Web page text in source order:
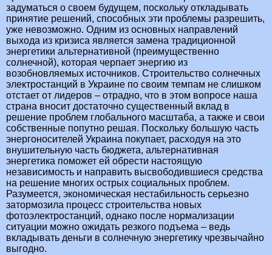
задуматься о своем будущем, поскольку откладывать
принятие решений, способных эти проблемы разрешить,
уже невозможно. Одним из основных направлений
выхода из кризиса является замена традиционной
энергетики альтернативной (преимущественно
солнечной), которая черпает энергию из
возобновляемых источников. Строительство солнечных
электростанций в Украине по своим темпам не слишком
отстает от лидеров – отрадно, что в этом вопросе наша
страна вносит достаточно существенный вклад в
решение проблем глобального масштаба, а также и свои
собственные попутно решая. Поскольку большую часть
энергоносителей Украина покупает, расходуя на это
внушительную часть бюджета, альтернативная
энергетика поможет ей обрести настоящую
независимость и направить высвободившиеся средства
на решение многих острых социальных проблем.
Разумеется, экономическая нестабильность серьезно
затормозила процесс строительства новых
фотоэлектростанций, однако после нормализации
ситуации можно ожидать резкого подъема – ведь
вкладывать деньги в солнечную энергетику чрезвычайно
выгодно.